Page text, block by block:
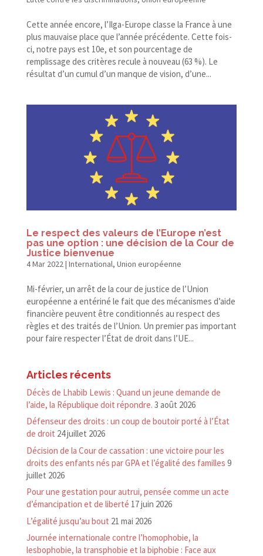
Cette année encore, l’Ilga-Europe classe la France à une
plus mauvaise place que l’année précédente. Cette fois-​
ci, notre pays est 10e, et son pourcentage de
remplissage des critères recule à nouveau (63 %). Le
résultat d’un cumul d’un manque de vision, d’une...
Le respect des valeurs de l’Europe n’est
pas une option : une décision de la Cour de
Justice bienvenue
4 Mar 2022 | International, Union européenne
Mi-​février, un arrêt de la cour de justice de l’Union
européenne a entériné le fait que des mécanismes d’aide
financière peuvent être conditionnés au respect des
règles et des traités de l’Union. Un premier pas important
pour faire respecter l’État de droit dans l’UE...
Articles récents
Décès de Lhabib Lewis : Quand un jeune demande de
l’aide, la République doit répondre. 3 août 2026
Défenseur des droits : un coup de boutoir porté à l’État
de droit 24 juillet 2026
Décision de la Cour de cassation : une victoire pour les
droits des enfants nés par GPA et l’égalité des familles 9
juillet 2026
Pour une gestation pour autrui, pensée comme un acte
d’émancipation et de liberté 17 juin 2026
L’égalité jusqu’au bout 21 mai 2026
Journée internationale contre l’homophobie, la
lesbophobie, la transphobie et la biphobie : Face aux